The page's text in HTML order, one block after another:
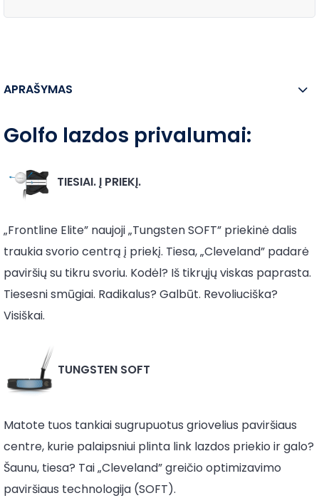
APRAŠYMAS
Golfo lazdos privalumai:
TIESIAI. Į PRIEKĮ.
„Frontline Elite” naujoji „Tungsten SOFT” priekinė dalis
traukia svorio centrą į priekį. Tiesa, „Cleveland” padarė
paviršių su tikru svoriu. Kodėl? Iš tikrųjų viskas paprasta.
Tiesesni smūgiai. Radikalus? Galbūt. Revoliuciška?
Visiškai.
TUNGSTEN SOFT
Matote tuos tankiai sugrupuotus griovelius paviršiaus
centre, kurie palaipsniui plinta link lazdos priekio ir galo?
Šaunu, tiesa? Tai „Cleveland” greičio optimizavimo
paviršiaus technologija (SOFT).